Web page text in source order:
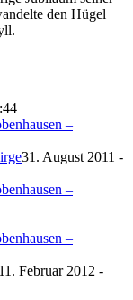
den Hügel
31. August 2011 -
11. Februar 2012 -